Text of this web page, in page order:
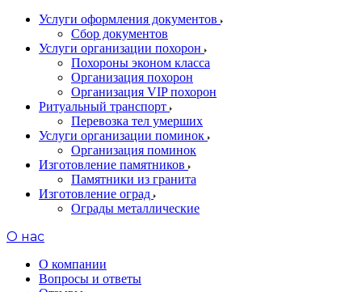
Услуги оформления документов
Сбор документов
Услуги организации похорон
Похороны эконом класса
Организация похорон
Организация VIP похорон
Ритуальный транспорт
Перевозка тел умерших
Услуги организации поминок
Организация поминок
Изготовление памятников
Памятники из гранита
Изготовление оград
Ограды металлические
О нас
О компании
Вопросы и ответы